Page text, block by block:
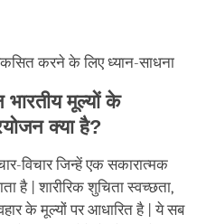
करने के लिए ध्यान-साधना
भारतीय मूल्यों के
क्या है?
विचार जिन्हें एक सकारात्मक
है | शारीरिक शुचिता स्वच्छता,
के मूल्यों पर आधारित है | ये सब